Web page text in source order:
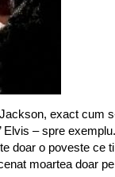
exact cum
Elvis – spre
doar o poveste ce
moartea doar